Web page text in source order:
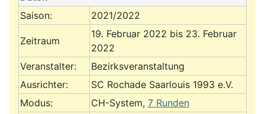
Saison:
2021/2022
Zeitraum
19. Februar 2022 bis 23. Februar
2022
Veranstalter:
Bezirksveranstaltung
Ausrichter:
SC Rochade Saarlouis 1993 e.V.
Modus:
CH-System, 7 Runden